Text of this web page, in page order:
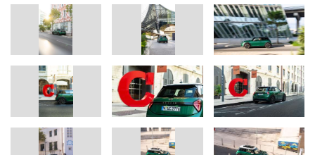
Bitte wenden Sie sich bei Rückfragen an:
Presse- und Öffentlichkeitsarbeit
Julian Kisch, Pressesprecher Produktkommunikation MINI
Telefon: +49-89-382-38072
E-Mail:julian.kisch@mini.com